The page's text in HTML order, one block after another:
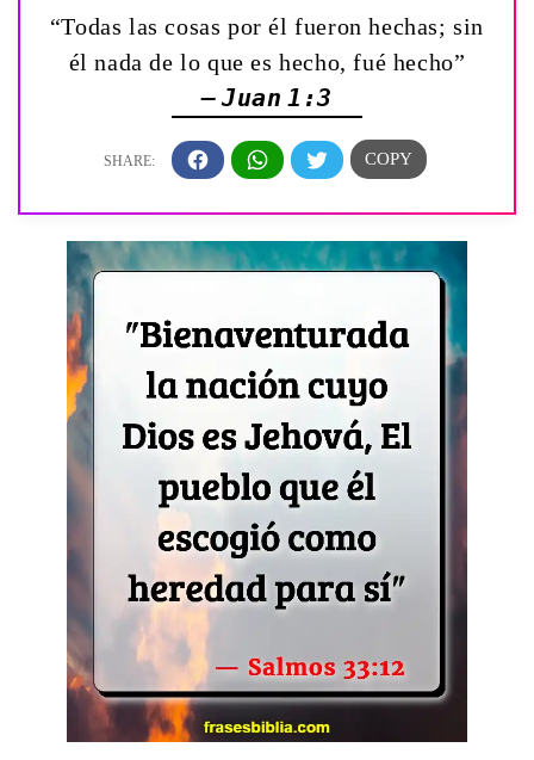
“Todas las cosas por él fueron hechas; sin
él nada de lo que es hecho, fué hecho”
— Juan 1:3